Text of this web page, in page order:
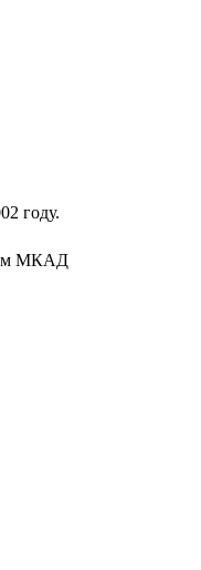
году.
км МКАД